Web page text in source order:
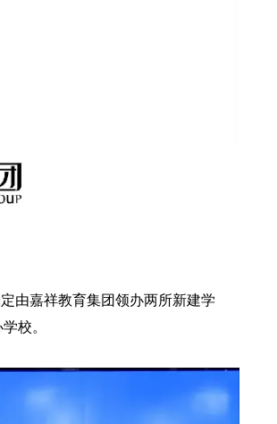
由嘉祥教育集团领办两所新建学
校。